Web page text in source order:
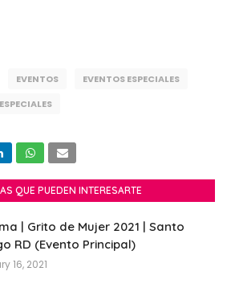
EVENTOS
EVENTOS ESPECIALES
QUE PUEDEN INTERESARTE
| Grito de Mujer 2021 | Santo
RD (Evento Principal)
16, 2021